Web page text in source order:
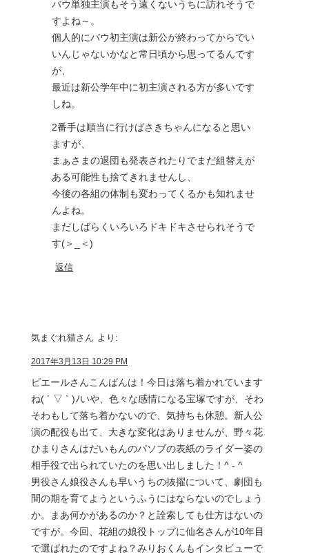
バウ単独主演もそう遠くないうちに訪れそうで
すよね～。
個人的にバウ初主演は新公が終わってからでい
いんじゃないかなと常日頃から思ってるんです
が、
最近は新公学年中に初主演される方が多いです
しね。
2番手は順当に行けばさきちゃんになると思い
ますが、
まぁさまの退団も発表されたりでまだ組替えが
ある可能性も捨てきれませんし、
今後の各組の体制も変わってくるかも知れませ
んよね。
まだしばらくいろいろドキドキさせられそうで
す(＞_＜)
返信
気まぐれ猫さん より:
2017年3月13日 10:29 PM
ピエールさんこんばんは！今日は落ち着かれています
ね( ´ ▽ ` )ﾉいや、色々な感情になる宝塚ですが、そわ
そわもして落ち着かないので、気持ちも休憩。新人公
演の配役も出て、大きな変化はありませんが、野々花
ひまりさんはだいもんのパソブの表紙のライダー姿の
相手役で出られていたのを思い出しました！^ - ^
男役さん娘役さんも早いうちの抜擢について、劇団も
間の期を育てようというふうにはならないのでしょう
か。まあ何かがあるのか？と詮索しても仕方はないの
ですが。今回、花組の娘役トップに仙名さんが10年目
で選ばれたのですよね？みりおくんもインタビューで